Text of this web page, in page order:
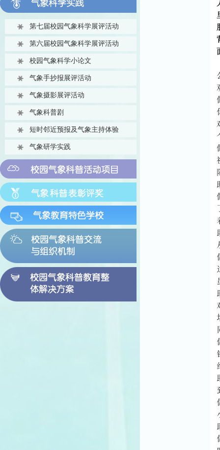
第七届校园气象科学展评活动
第六届校园气象科学展评活动
校园气象科学小论文
气象手抄报展评活动
气象摄影展评活动
气象科普剧
短时邻近预报及气象主持体验
气象研学实践